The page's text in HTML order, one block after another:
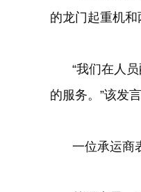
的龙门起重机
“我们在人
的服务。”该发
一位承运商